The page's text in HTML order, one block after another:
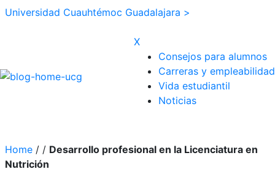
Universidad Cuauhtémoc Guadalajara >
X
Consejos para alumnos
Carreras y empleabilidad
Vida estudiantil
Noticias
Home / / Desarrollo profesional en la Licenciatura en
Nutrición